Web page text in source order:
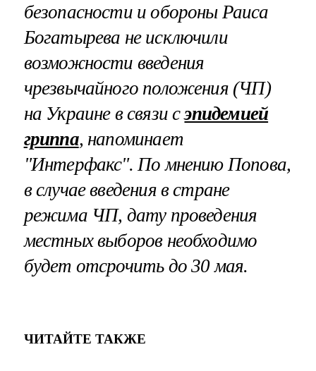
безопасности и обороны Раиса
Богатырева не исключили
возможности введения
чрезвычайного положения(ЧП)
на Украине в связи сэпидемией
гриппа, напоминает
"Интерфакс". По мнению Попова,
в случае введения в стране
режима ЧП, дату проведения
местных выборов необходимо
будет отсрочить до 30 мая.
ЧИТАЙТЕ ТАКЖЕ